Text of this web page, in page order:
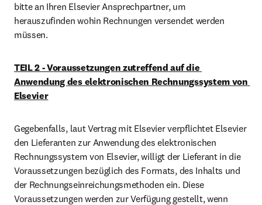
bitte an Ihren Elsevier Ansprechpartner, um
herauszufinden wohin Rechnungen versendet werden
müssen.
TEIL 2 - Voraussetzungen zutreffend auf die
Anwendung des elektronischen Rechnungssystem von
Elsevier
Gegebenfalls, laut Vertrag mit Elsevier verpflichtet Elsevier
den Lieferanten zur Anwendung des elektronischen
Rechnungssystem von Elsevier, willigt der Lieferant in die
Voraussetzungen bezüglich des Formats, des Inhalts und
der Rechnungseinreichungsmethoden ein. Diese
Voraussetzungen werden zur Verfügung gestellt, wenn